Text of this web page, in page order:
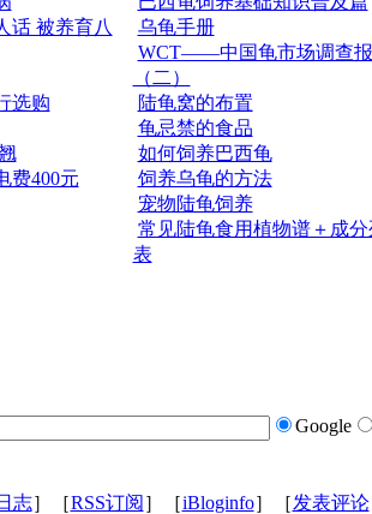
话 被养育八
选购
费400元
乌龟手册
WCT——中国龟市场调查
（二）
陆龟窝的布置
龟忌禁的食品
如何饲养巴西龟
饲养乌龟的方法
宠物陆龟饲养
常见陆龟食用植物谱＋成分
表
Google
志］［RSS订阅 ］［iBloginfo］［发表评论